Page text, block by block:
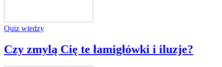
Quiz wiedzy
Czy zmylą Cię te łamigłówki i iluzje?